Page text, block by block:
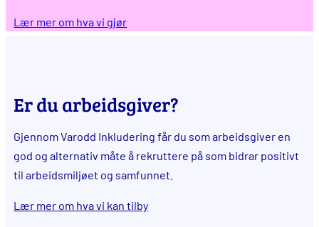
Lær mer om hva vi gjør
Er du arbeidsgiver?
Gjennom Varodd Inkludering får du som arbeidsgiver en
god og alternativ måte å rekruttere på som bidrar positivt
til arbeidsmiljøet og samfunnet.
Lær mer om hva vi kan tilby